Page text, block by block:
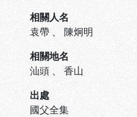
相關人名
袁帶 、 陳炯明
相關地名
汕頭 、 香山
出處
國父全集